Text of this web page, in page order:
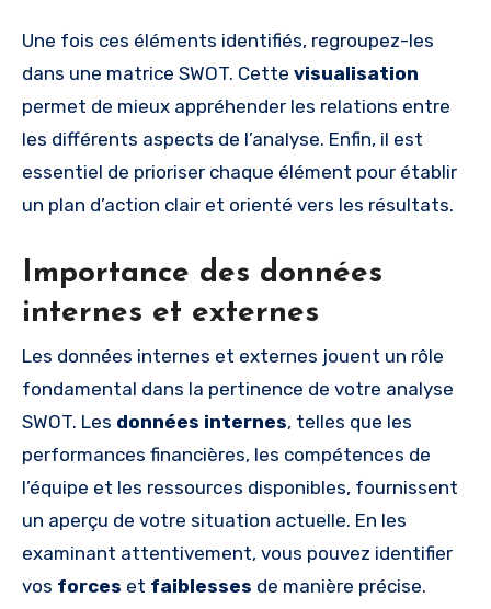
Une fois ces éléments identifiés, regroupez-les
dans une matrice SWOT. Cette visualisation
permet de mieux appréhender les relations entre
les différents aspects de l’analyse. Enfin, il est
essentiel de prioriser chaque élément pour établir
un plan d’action clair et orienté vers les résultats.
Importance des données
internes et externes
Les données internes et externes jouent un rôle
fondamental dans la pertinence de votre analyse
SWOT. Les données internes, telles que les
performances financières, les compétences de
l’équipe et les ressources disponibles, fournissent
un aperçu de votre situation actuelle. En les
examinant attentivement, vous pouvez identifier
vos forces et faiblesses de manière précise.